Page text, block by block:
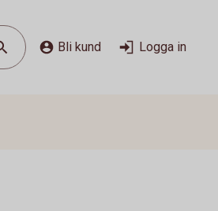
Bli kund Logga in